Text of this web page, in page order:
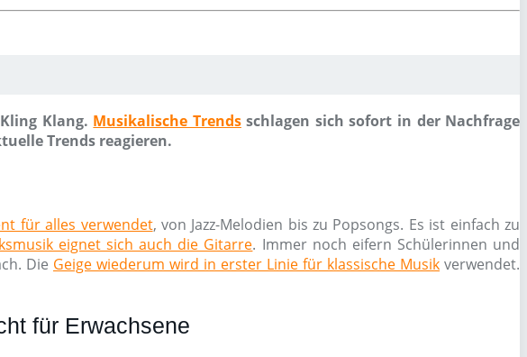
Klang. Musikalische Trendsschlagen sich sofort in der Nachfrage
Trends reagieren.
für alles verwendet, von Jazz-Melodien bis zu Popsongs. Es ist einfach zu
eignet sich auch die Gitarre. Immer noch eifern Schülerinnen und
Die Geige wiederum wird in erster Linie für klassische Musik verwendet.
für Erwachsene